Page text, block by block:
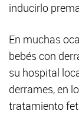
inducirlo
En muchas
bebés con
su hospital
derrames, en
tratamiento